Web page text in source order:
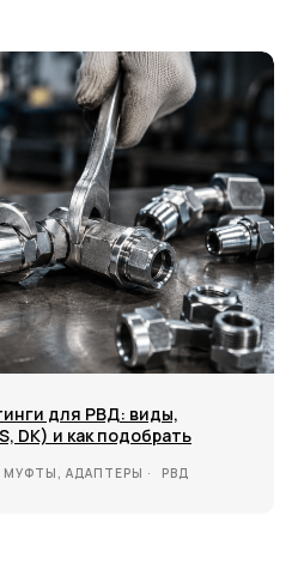
для РВД: виды,
DK) и как подобрать
АДАПТЕРЫ РВД